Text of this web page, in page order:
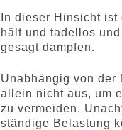
In dieser Hinsicht
hält und tadellos
gesagt dampfen.
Unabhängig von der
allein nicht aus, um
zu vermeiden.
ständige Belastung